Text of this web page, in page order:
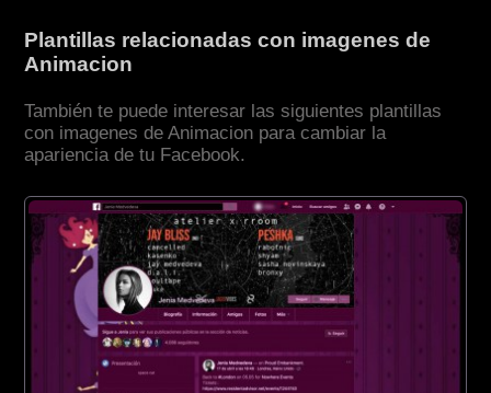
Plantillas relacionadas con imagenes de
Animacion
También te puede interesar las siguientes plantillas
con imagenes de Animacion para cambiar la
apariencia de tu Facebook.